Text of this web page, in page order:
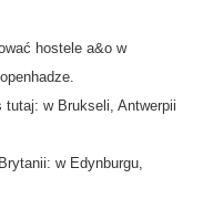
hostele a&o w
w Brukseli, Antwerpii
w Edynburgu,